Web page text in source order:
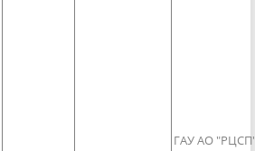
ГАУ АО